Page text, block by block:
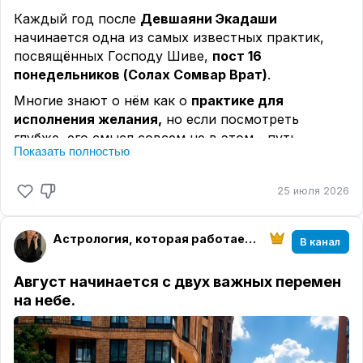
Каждый год после Девшаяни Экадаши
начинается одна из самых известных практик,
посвящённых Господу Шиве, пост 16
понедельников (Солах Сомвар Врат).
Многие знают о нём как о практике для
исполнения желания, но если посмотреть
глубже, его смысл совсем не в этом - путь
внутреннего очищения, дисциплины и укрепления
Согласно преданию, богиня Парвати всем
сердцем любила Господа Шиву и хотела стать
его супругой, она понимала, что такой союз
невозможно получить только силой желания.
Парвати долгие годы совершала аскезы,
соблюдала посты, молилась, повторяла имя
Шивы и сохраняла непоколебимую веру, её
любовь была настолько чистой и искренней, что
Господь Шива принял её преданность и сделал
Показать полностью
25 июля 2026
Астрология, которая работает | Елена Розова В канал
Август начинается с двух важных перемен
на небе.